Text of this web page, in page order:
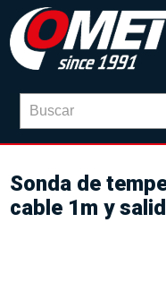
Sonda de
cable 1m y